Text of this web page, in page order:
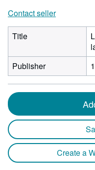
Contact seller
Title
Publisher
Create a